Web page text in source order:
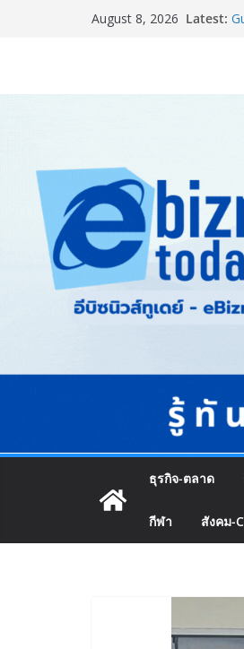
August 8, 2026 Latest:
ธุรกิจ-ตลาด
กีฬา สังคม-